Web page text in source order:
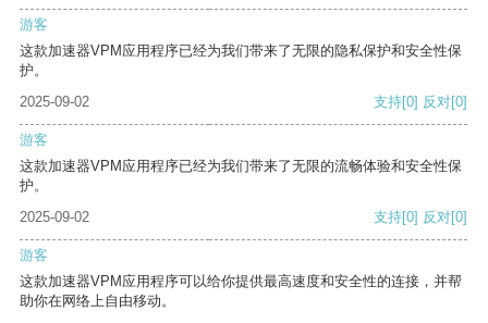
游客
这款加速器VPM应用程序已经为我们带来了无限的隐私保护和安全性保
护。
2025-09-02
支持[0] 反对[0]
游客
这款加速器VPM应用程序已经为我们带来了无限的流畅体验和安全性保
护。
2025-09-02
支持[0] 反对[0]
游客
这款加速器VPM应用程序可以给你提供最高速度和安全性的连接，并帮
助你在网络上自由移动。